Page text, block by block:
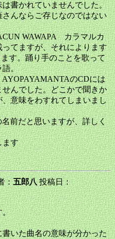
書かれていませんでした。
んならご存じなのではない
WAWAPA カラマルカ
てますが、それによります
ます。踊り手のことを歌って
語。
のCDには
んでした。どこかで聞きか
意味をわすれてしまいまし
前だと思いますが、詳しく
ます
：五郎八投稿日：
。
いた曲名の意味が分かった